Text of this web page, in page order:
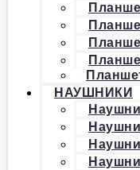
НАУШНИКИ